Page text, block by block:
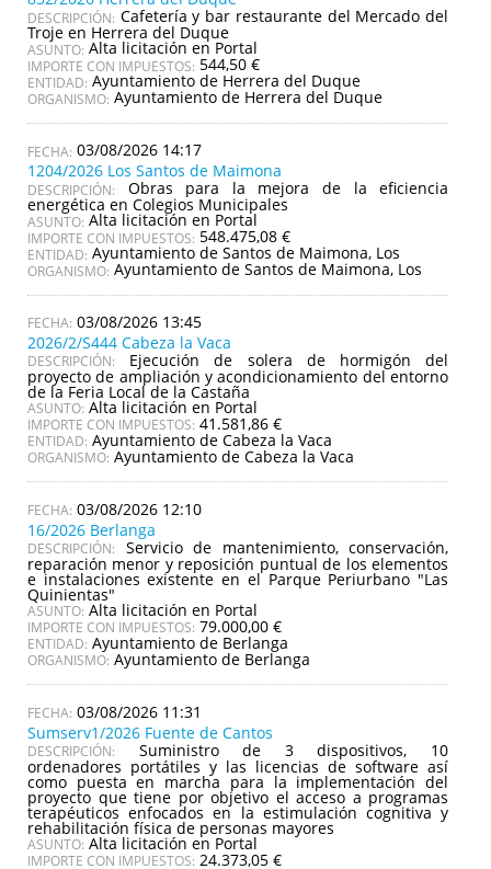
DESCRIPCIÓN: Cafetería y bar restaurante del Mercado del
Troje en Herrera del Duque
ASUNTO: Alta licitación en Portal
IMPORTE CON IMPUESTOS: 544,50 €
ENTIDAD: Ayuntamiento de Herrera del Duque
ORGANISMO: Ayuntamiento de Herrera del Duque
03/08/2026 14:17
1204/2026 Los Santos de Maimona
DESCRIPCIÓN: Obras para la mejora de la eficiencia
energética en Colegios Municipales
ASUNTO: Alta licitación en Portal
IMPORTE CON IMPUESTOS: 548.475,08 €
ENTIDAD: Ayuntamiento de Santos de Maimona, Los
ORGANISMO: Ayuntamiento de Santos de Maimona, Los
03/08/2026 13:45
2026/2/S444 Cabeza la Vaca
DESCRIPCIÓN: Ejecución de solera de hormigón del
proyecto de ampliación y acondicionamiento del entorno
de la Feria Local de la Castaña
ASUNTO: Alta licitación en Portal
IMPORTE CON IMPUESTOS: 41.581,86 €
ENTIDAD: Ayuntamiento de Cabeza la Vaca
ORGANISMO: Ayuntamiento de Cabeza la Vaca
03/08/2026 12:10
16/2026 Berlanga
DESCRIPCIÓN: Servicio de mantenimiento, conservación,
reparación menor y reposición puntual de los elementos
e instalaciones existente en el Parque Periurbano "Las
Quinientas"
ASUNTO: Alta licitación en Portal
IMPORTE CON IMPUESTOS: 79.000,00 €
ENTIDAD: Ayuntamiento de Berlanga
ORGANISMO: Ayuntamiento de Berlanga
03/08/2026 11:31
Sumserv1/2026 Fuente de Cantos
DESCRIPCIÓN: Suministro de 3 dispositivos, 10
ordenadores portátiles y las licencias de software así
como puesta en marcha para la implementación del
proyecto que tiene por objetivo el acceso a programas
terapéuticos enfocados en la estimulación cognitiva y
rehabilitación física de personas mayores
ASUNTO: Alta licitación en Portal
IMPORTE CON IMPUESTOS: 24.373,05 €